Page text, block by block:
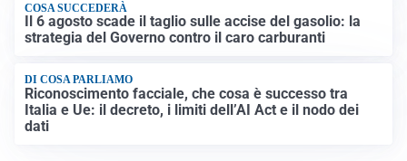
COSA SUCCEDERÀ
Il 6 agosto scade il taglio sulle accise del gasolio: la
strategia del Governo contro il caro carburanti
DI COSA PARLIAMO
Riconoscimento facciale, che cosa è successo tra
Italia e Ue: il decreto, i limiti dell’AI Act e il nodo dei
dati